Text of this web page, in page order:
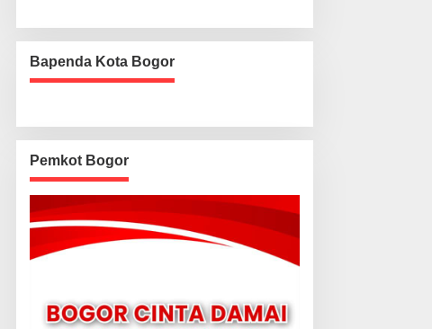
Bapenda Kota Bogor
Pemkot Bogor